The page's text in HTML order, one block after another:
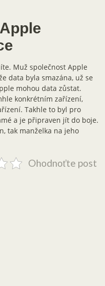
Muž společnost Apple
data byla smazána, už se
mohou data zůstat.
konkrétním zařízení,
Takhle to byl pro
a je připraven jít do boje.
tak manželka na jeho
Ohodnoťte post